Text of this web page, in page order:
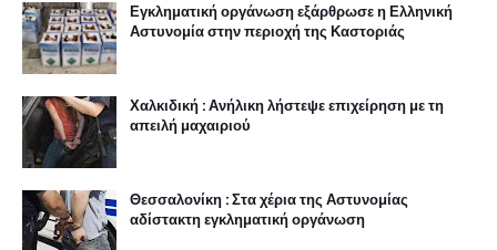
Εγκληματική οργάνωση εξάρθρωσε η Ελληνική
Αστυνομία στην περιοχή της Καστοριάς
Χαλκιδική : Ανήλικη λήστεψε επιχείρηση με τη
απειλή μαχαιριού
Θεσσαλονίκη : Στα χέρια της Αστυνομίας
αδίστακτη εγκληματική οργάνωση